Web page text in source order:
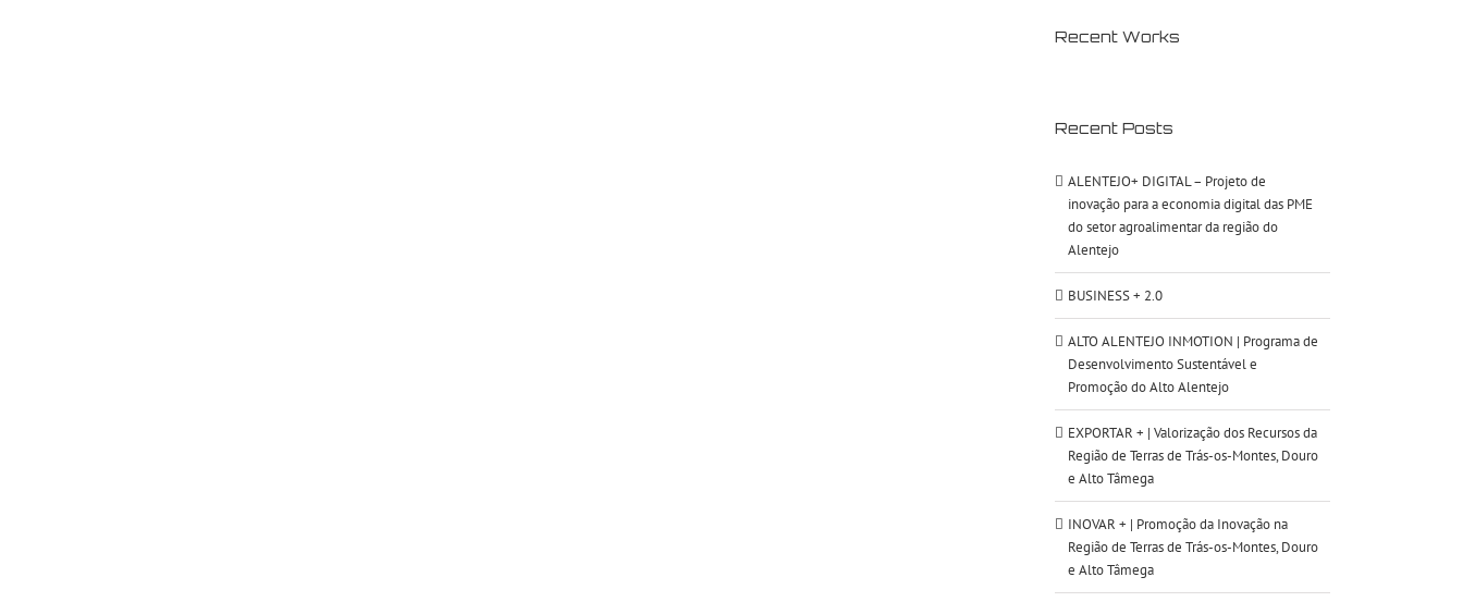
Recent Works
Recent Posts
ALENTEJO+ DIGITAL – Projeto de
inovação para a economia digital das PME
do setor agroalimentar da região do
Alentejo
BUSINESS + 2.0
ALTO ALENTEJO INMOTION | Programa de
Desenvolvimento Sustentável e
Promoção do Alto Alentejo
EXPORTAR + | Valorização dos Recursos da
Região de Terras de Trás-os-Montes, Douro
e Alto Tâmega
INOVAR + | Promoção da Inovação na
Região de Terras de Trás-os-Montes, Douro
e Alto Tâmega